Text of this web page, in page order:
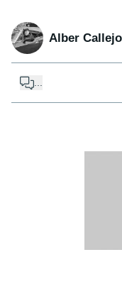
Alber Callejo
...